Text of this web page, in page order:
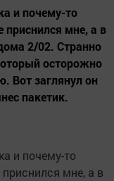
и почему-то
приснился мне, а в
2/02. Странно
осторожно
Вот заглянул он
пакетик.
и почему-то
приснился мне, а в